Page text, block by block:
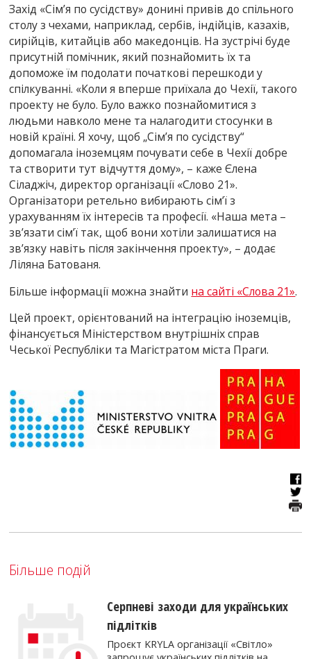
Захід «Сім’я по сусідству» донині привів до спільного
столу з чехами, наприклад, сербів, індійців, казахів,
сирійців, китайців або македонців. На зустрічі буде
присутній помічник, який познайомить їх та
допоможе їм подолати початкові перешкоди у
спілкуванні. «Коли я вперше приїхала до Чехії, такого
проекту не було. Було важко познайомитися з
людьми навколо мене та налагодити стосунки в
новій країні. Я хочу, щоб „Сім’я по сусідству“
допомагала іноземцям почувати себе в Чехії добре
та створити тут відчуття дому», – каже Єлена
Сіладжіч, директор організації «Слово 21».
Організатори ретельно вибирають сім’ї з
урахуванням їх інтересів та професії. «Наша мета –
зв’язати сім’ї так, щоб вони хотіли залишатися на
зв’язку навіть після закінчення проекту», – додає
Ліляна Батованя.
Більше інформації можна знайти на сайті «Слова 21».
Цей проект, орієнтований на інтеграцію іноземців,
фінансується Міністерством внутрішніх справ
Чеської Республіки та Магістратом міста Праги.
Більше подій
Серпневі заходи для українських
підлітків
Проєкт KRYLA організації «Світло»